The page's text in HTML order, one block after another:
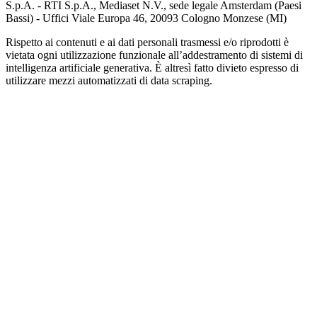
S.p.A. - RTI S.p.A., Mediaset N.V., sede legale Amsterdam (Paesi
Bassi) - Uffici Viale Europa 46, 20093 Cologno Monzese (MI)
Rispetto ai contenuti e ai dati personali trasmessi e/o riprodotti è
vietata ogni utilizzazione funzionale all’addestramento di sistemi di
intelligenza artificiale generativa. È altresì fatto divieto espresso di
utilizzare mezzi automatizzati di data scraping.